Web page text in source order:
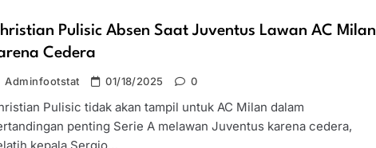
Pulisic Absen Saat Juventus Lawan AC Milan
Cedera
Adminfootstat 01/18/2025 0
Pulisic tidak akan tampil untuk AC Milan dalam
penting Serie A melawan Juventus karena cedera,